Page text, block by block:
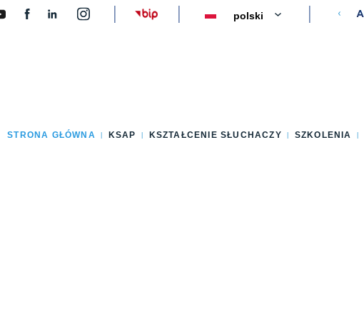
STRONA GŁÓWNA KSAP KSZTAŁCENIE SŁUCHACZY SZKOLENIA